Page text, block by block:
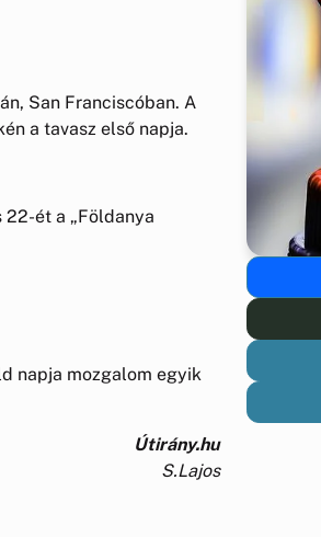
San Franciscóban. A
a tavasz első napja.
ét a „Földanya
napja mozgalom egyik
Útirány.hu
S.Lajos